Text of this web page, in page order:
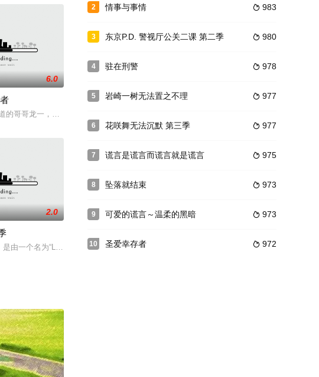
証」をＷ
6.0
的哥哥龙一，高桥饰演掌握职权的国土交通省官僚弟弟龙二。本剧讲述了二人为了替
这群人有办法逃离鬼屋的诅咒吗？这栋被下咒
2.0
由一个名为“LGT事务所”的神秘组织举办的比赛，规则是让选手们通
2  983
情事与事情
3  980
东京P.D. 警视厅公关二课 第二季
4  978
驻在刑警
5  977
岩崎一树无法置之不理
6  977
花咲舞无法沉默 第三季
7  975
谎言是谎言而谎言就是谎言
8  973
坠落就结束
9  973
可爱的谎言～温柔的黑暗
10  972
圣爱幸存者